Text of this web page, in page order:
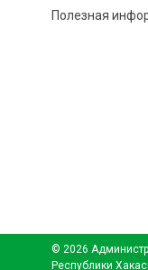
Полезная
© 2026
Республики